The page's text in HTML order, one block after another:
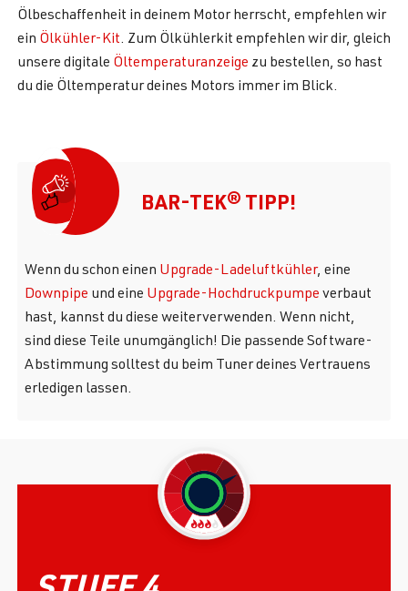
Ölbeschaffenheit in deinem Motor herrscht, empfehlen wir
ein Ölkühler-Kit . Zum Ölkühlerkit empfehlen wir dir, gleich
unsere digitale Öltemperaturanzeige zu bestellen, so hast
du die Öltemperatur deines Motors immer im Blick.
BAR-TEK® TIPP!
Wenn du schon einen Upgrade-Ladeluftkühler, eine
Downpipe und eine Upgrade-Hochdruckpumpe verbaut
hast, kannst du diese weiterverwenden. Wenn nicht,
sind diese Teile unumgänglich! Die passende Software-
Abstimmung solltest du beim Tuner deines Vertrauens
erledigen lassen.